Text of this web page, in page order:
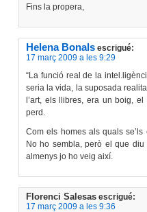
Fins la propera,
Helena Bonals escrigué:
17 març 2009 a les 9:29
“La funció real de la
seria la vida, la suposada
l’art, els llibres, era un boig,
perd.
Com els homes als quals se’ls
No ho sembla, però el que
almenys jo ho veig així.
Florenci Salesas escrigué:
17 març 2009 a les 9:36